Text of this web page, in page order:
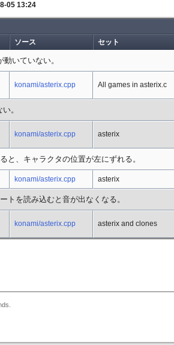
05 13:24
ソース セット
動いていない。
konami/asterix.cpp All games in asterix.c
。
konami/asterix.cpp asterix
と、キャラクタの位置が左にずれる。
konami/asterix.cpp asterix
トを読み込むと音が出なくなる。
konami/asterix.cpp asterix and clones